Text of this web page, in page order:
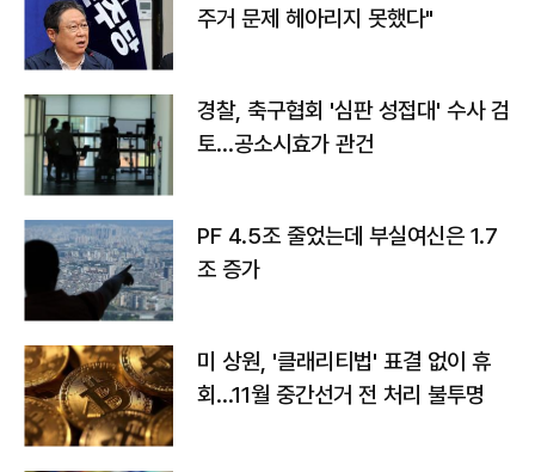
주거 문제 헤아리지 못했다"
경찰, 축구협회 '심판 성접대' 수사 검
토…공소시효가 관건
PF 4.5조 줄었는데 부실여신은 1.7
조 증가
미 상원, '클래리티법' 표결 없이 휴
회…11월 중간선거 전 처리 불투명